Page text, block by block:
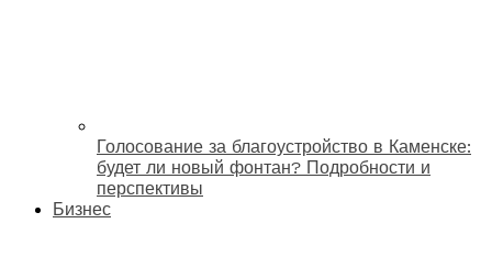
Голосование за благоустройство в Каменске:
будет ли новый фонтан? Подробности и
перспективы
Бизнес